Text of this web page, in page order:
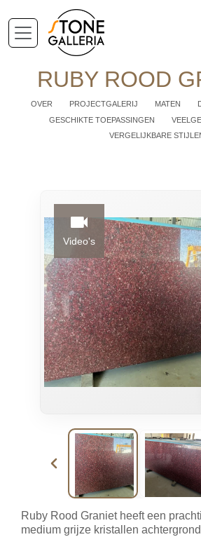
RUBY ROOD
OVER PROJECTGALERIJ MATEN
GESCHIKTE TOEPASSINGEN
VERGELIJKBARE
Video's
Ruby Rood Graniet heeft een
medium grijze kristallen